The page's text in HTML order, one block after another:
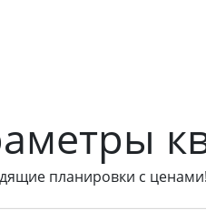
планировки с ценами!